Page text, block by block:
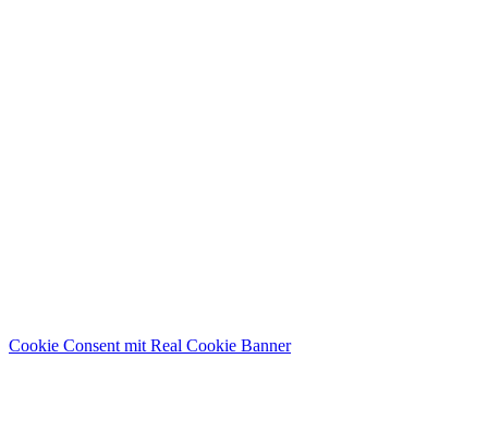
Cookie Consent mit Real Cookie Banner